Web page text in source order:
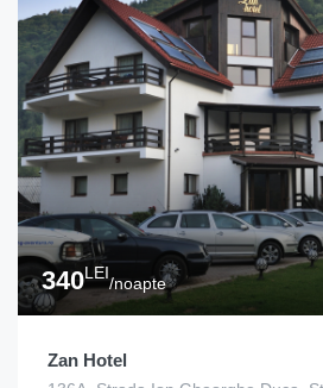
340LEI
/noapte
Zan Hotel